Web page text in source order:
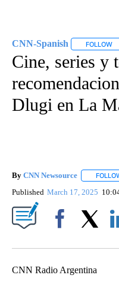
CNN-Spanish FOLLOW
Cine, series y
Dlugi en La
By CNN Newsource
Published March 17, 2025
CNN Radio Argentina